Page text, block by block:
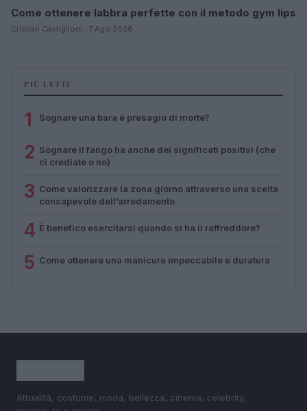
Come ottenere labbra perfette con il metodo gym lips
Cristian Castiglioni · 7 Ago 2026
PIÙ LETTI
1 Sognare una bara è presagio di morte?
2 Sognare il fango ha anche dei significati positivi (che
ci crediate o no)
3 Come valorizzare la zona giorno attraverso una scelta
consapevole dell’arredamento
4 È benefico esercitarsi quando si ha il raffreddore?
5 Come ottenere una manicure impeccabile e duratura
Attualità, costume, moda, bellezza, cinema, celebrity,